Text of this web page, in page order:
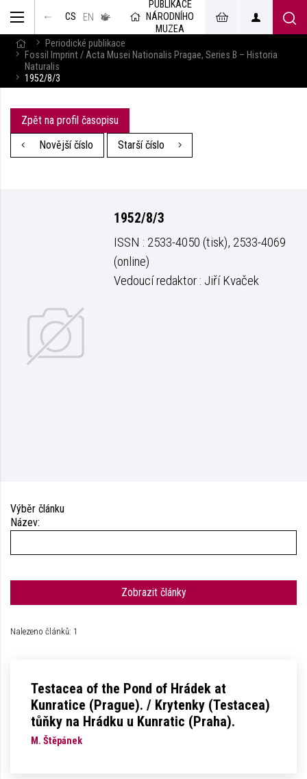
CS EN
v českém
jazyce
PUBLIKACE
NÁRODNÍHO
MUZEA
Periodické publikace
Fossil Imprint / Acta Musei Nationalis Pragae, Series B – Historia
Naturalis
1952/8/3
Zpět na profil časopisu
Novější číslo
Starší číslo
1952/8/3
ISSN : 2533-4050 (tisk), 2533-4069
(online)
Vedoucí redaktor : Jiří Kvaček
Výběr článku
Název:
Zobrazit články
Nalezeno článků: 1
Testacea of the Pond of Hrádek at
Kunratice (Prague). / Krytenky (Testacea)
tůňky na Hrádku u Kunratic (Praha).
M. Štěpánek